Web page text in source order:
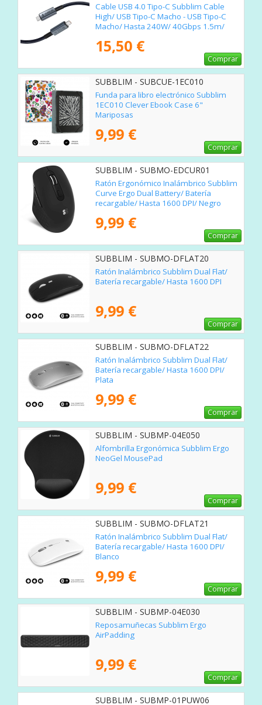
Cable USB 4.0 Tipo-C Subblim Cable
High/ USB Tipo-C Macho - USB Tipo-C
Macho/ Hasta 240W/ 40Gbps 1.5m/
15,50 €
Comprar
SUBBLIM - SUBCUE-1EC010
Funda para libro electrónico Subblim
1EC010 Clever Ebook Case 6"
Mariposas
9,99 €
Comprar
SUBBLIM - SUBMO-EDCUR01
Ratón Ergonómico Inalámbrico Subblim
Curve Ergo Dual Battery/ Batería
recargable/ Hasta 1600 DPI/ Negro
9,99 €
Comprar
SUBBLIM - SUBMO-DFLAT20
Ratón Inalámbrico Subblim Dual Flat/
Batería recargable/ Hasta 1600 DPI
9,99 €
Comprar
SUBBLIM - SUBMO-DFLAT22
Ratón Inalámbrico Subblim Dual Flat/
Batería recargable/ Hasta 1600 DPI/
Plata
9,99 €
Comprar
SUBBLIM - SUBMP-04E050
Alfombrilla Ergonómica Subblim Ergo
NeoGel MousePad
9,99 €
Comprar
SUBBLIM - SUBMO-DFLAT21
Ratón Inalámbrico Subblim Dual Flat/
Batería recargable/ Hasta 1600 DPI/
Blanco
9,99 €
Comprar
SUBBLIM - SUBMP-04E030
Reposamuñecas Subblim Ergo
AirPadding
9,99 €
Comprar
SUBBLIM - SUBMP-01PUW06